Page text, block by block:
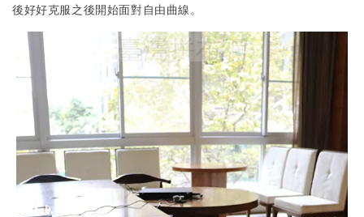
後好好克服之後開始面對自由曲線。